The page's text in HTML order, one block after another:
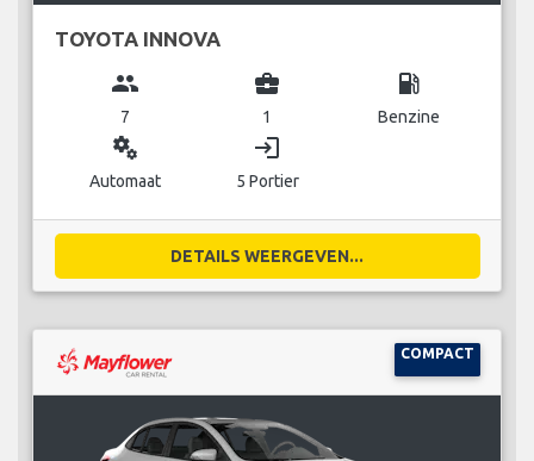
TOYOTA INNOVA
group
7
business_center
1
local_gas_station
Benzine
miscellaneous_services
Automaat
login
5 Portier
DETAILS WEERGEVEN...
COMPACT